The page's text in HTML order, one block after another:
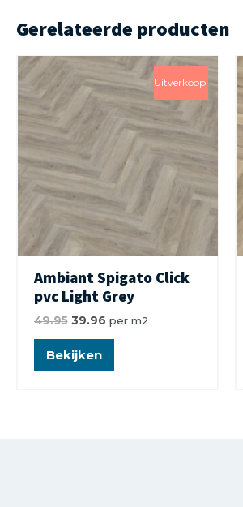
Gerelateerde producten
Uitverkoop!
Ambiant Spigato Click
pvc Light Grey
49.95 39.96 per m2
Bekijken